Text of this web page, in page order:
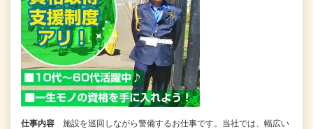
仕事内容
施設を巡回しながら警備するお仕事です。当社では、幅広い